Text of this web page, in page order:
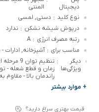
دیجیتال
المنتی
نوع کلید : دستی, لمسی
درپوش شیشه نشکن : ندارد
رتبه مصرف انرژی :
A
مناسب برای : آشپزخانه,
دیگر
ویژگی‌ها
:
تنظیم
راندمان بالا - مقاوم
+ موارد بیشتر
قیمت بهتری سراغ دارید؟